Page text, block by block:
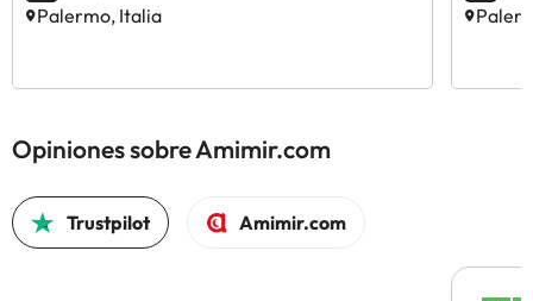
Palermo, Italia
Opiniones sobre Amimir.com
Trustpilot Amimir.com